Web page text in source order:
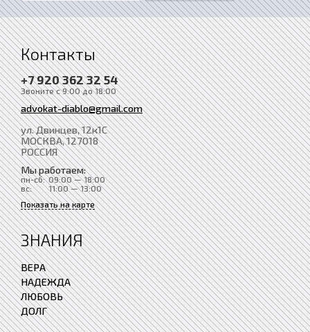
Контакты
+7 920 362 32 54
Звоните с 9:00 до 18:00
advokat-diablo@gmail.com
ул. Двинцев, 12к1С
МОСКВА, 127018
РОССИЯ
Мы работаем:
пн-сб: 09:00 — 18:00
вс:
11:00 — 13:00
Показать на карте
ЗНАНИЯ
ВЕРА
НАДЕЖДА
ЛЮБОВЬ
ДОЛГ